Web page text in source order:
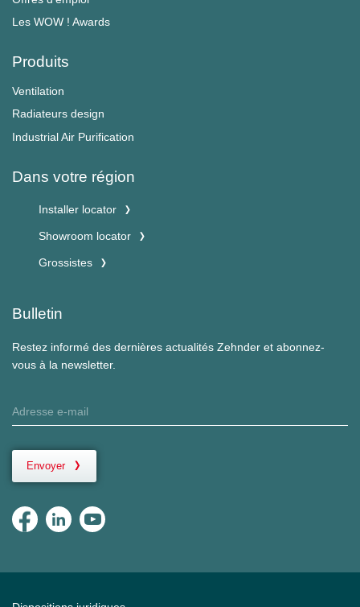
Les WOW ! Awards
Produits
Ventilation
Radiateurs design
Industrial Air Purification
Dans votre région
Installer locator
Showroom locator
Grossistes
Bulletin
Restez informé des dernières actualités Zehnder et abonnez-
vous à la newsletter.
Envoyer